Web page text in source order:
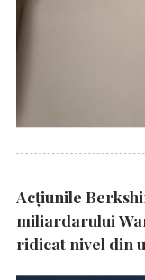
Acțiunile
miliardarului
ridicat nivel din